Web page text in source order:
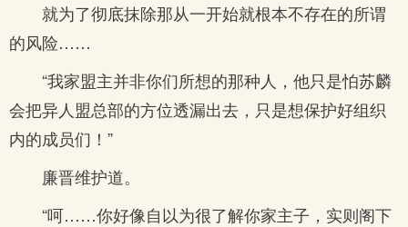
就为了彻底抹除那从一开始就根本不存在的所谓
的风险……
“我家盟主并非你们所想的那种人，他只是怕苏麟
会把异人盟总部的方位透漏出去，只是想保护好组织
内的成员们！”
廉晋维护道。
“呵……你好像自以为很了解你家主子，实则阁下